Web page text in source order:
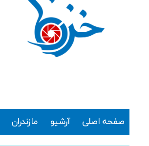
صفحه اصلی آرشیو مازندران